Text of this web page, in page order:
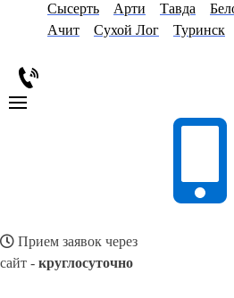
Сысерть Арти Тавда
Ачит
Сухой Лог Туринск
Прием заявок через
сайт - круглосуточно